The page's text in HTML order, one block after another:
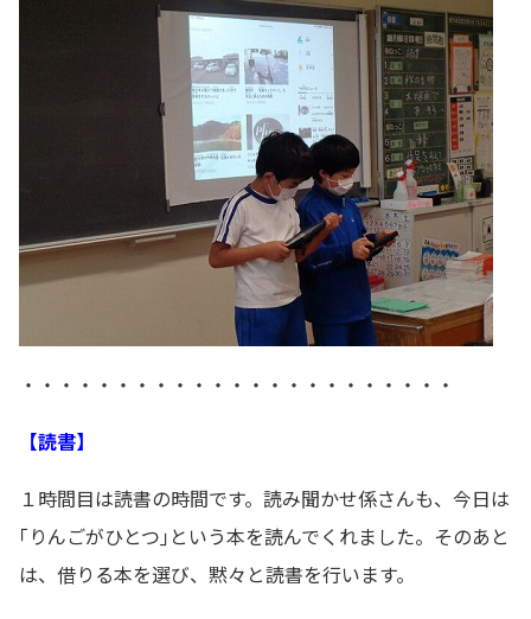
・・・・・・・・・・・・・・・・・・・・・・・
【読書】
１時間目は読書の時間です。読み聞かせ係さんも、今日は
｢りんごがひとつ｣という本を読んでくれました。そのあと
は、借りる本を選び、黙々と読書を行います。